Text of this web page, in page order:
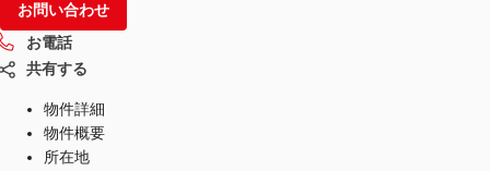
仲介会社様はこちらへ
お気に入り
お問い合わせ
お電話
共有する
物件詳細
物件概要
所在地